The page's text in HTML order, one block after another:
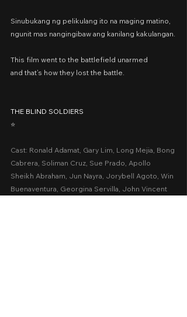
Sinubukang ng pelikulang ito na maging matino,
ngunit mas nangingibaw ang kanilang kakulangan.
This film went to the battlefield unarmed
and that’s how they lost the battle.
THE BLIND SOLDIERS
⭐️
Cast: Ronald Adamat, Gary Lim, Long Mejia, Bong
Cabrera, Soliman Cruz, Sue Prado, Apollo
Sheikh Abraham, Jun Nayra, Jorybell Agoto, Win
Buenaventura, Georgina Servilla, John Vincent